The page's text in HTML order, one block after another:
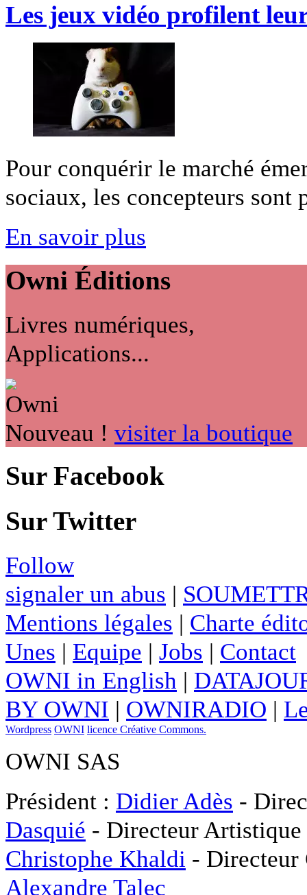
Les jeux vidéo profilent
Pour conquérir le marché
sociaux, les concepteurs sont
En savoir plus
Owni Éditions
Livres numériques,
Applications...
Nouveau ! visiter la boutique
Sur Facebook
Sur Twitter
Follow
signaler un abus |
Mentions légales | Charte
Unes | Equipe | Jobs | Contact
OWNI in English |
BY OWNI | OWNIRADIO |
Wordpress OWNI licence Créative Commons.
OWNI SAS
Président : Didier Adès -
Dasquié - Directeur
Christophe Khaldi -
Alexandre Talec